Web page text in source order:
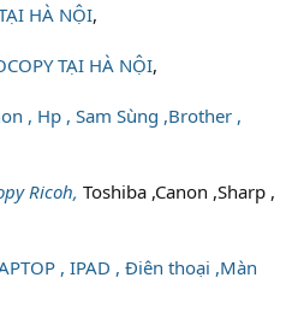
HÀ NỘI,
TẠI HÀ NỘI,
, Hp , Sam Sùng ,Brother ,
Ricoh, Toshiba ,Canon ,Sharp ,
, IPAD , Điên thoại ,Màn